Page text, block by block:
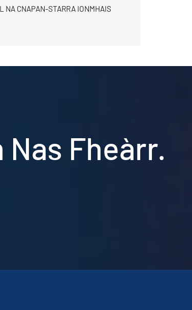
NA CNAPAN-STARRA IONMHAIS
Fheàrr.